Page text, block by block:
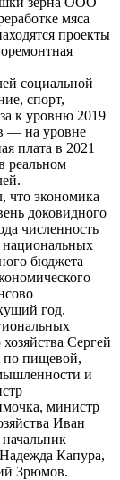
мяса
проекты
социальной
спорт,
к уровню 2019
— на уровне
плата в 2021
реальном
что экономика
доковидного
численность
национальных
бюджета
год.
Сергей
по пищевой,
и
министр
Иван
Капура,
Зрюмов.